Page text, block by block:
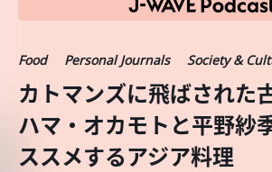
Food Personal Journals Society &
カトマンズに飛ばされた
ハマ・オカモトと平野紗
ススメするアジア料理